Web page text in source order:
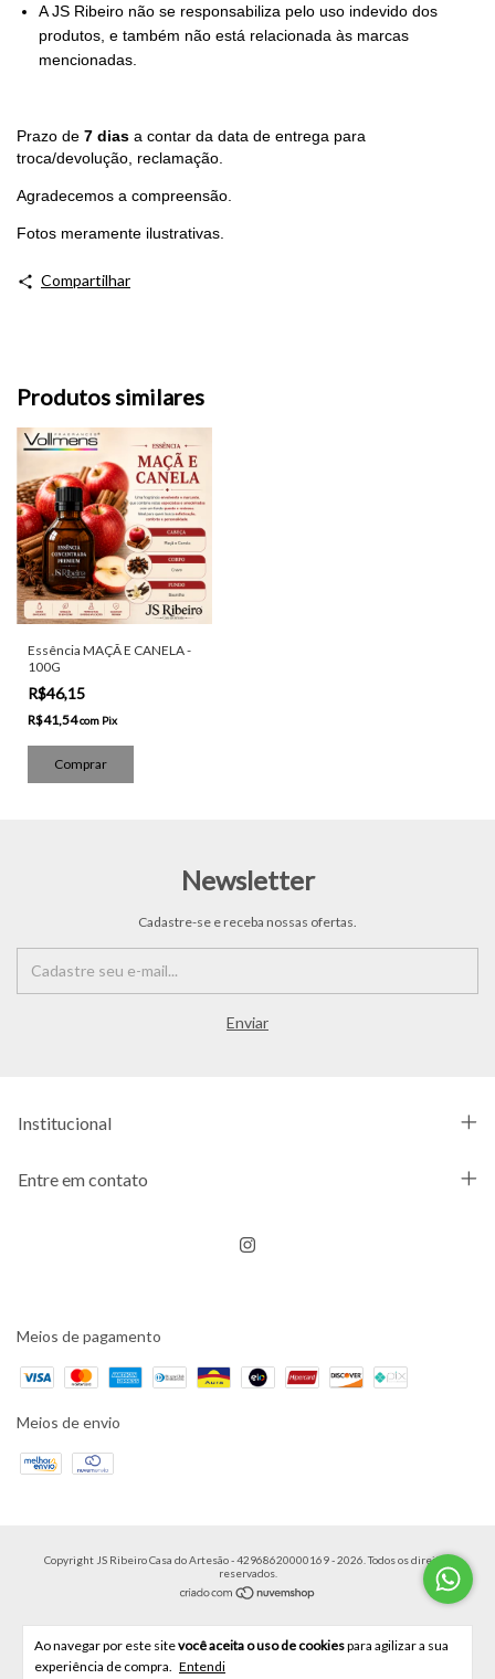
Ao navegar por este sitevocê aceita o uso de cookiespara agilizar a sua
experiência de compra. Entendi
A JS Ribeiro não se responsabiliza pelo uso indevido dos
produtos, e também não está relacionada às marcas
mencionadas.
Prazo de 7 dias a contar da data de entrega para
troca/devolução, reclamação.
Agradecemos a compreensão.
Fotos meramente ilustrativas.
Compartilhar
Produtos similares
Essência MAÇÃ E CANELA -
100G
R$46,15
R$41,54com Pix
Newsletter
Cadastre-se e receba nossas ofertas.
Institucional
Entre em contato
Meios de pagamento
Meios de envio
Copyright JS Ribeiro Casa do Artesão - 42968620000169 - 2026. Todos os direitos
reservados.